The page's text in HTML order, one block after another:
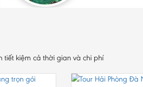
tiết kiệm cả thời gian và chi phí